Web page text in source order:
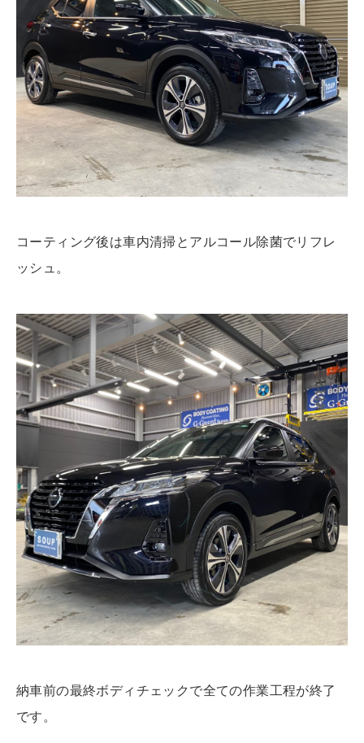
コーティング後は車内清掃とアルコール除菌でリフレ
ッシュ。
納車前の最終ボディチェックで全ての作業工程が終了
です。